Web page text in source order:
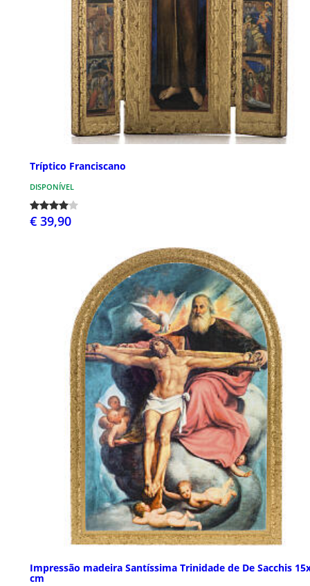
Tríptico Franciscano
DISPONÍVEL
€ 39,90
Impressão madeira Santíssima Trinidade de De Sacchis
cm